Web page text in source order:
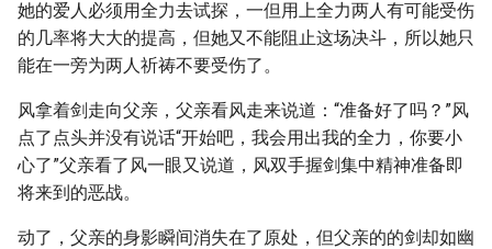
她的爱人必须用全力去试探，一但用上全力两人有可能受伤
的几率将大大的提高，但她又不能阻止这场决斗，所以她只
能在一旁为两人祈祷不要受伤了。
风拿着剑走向父亲，父亲看风走来说道：“准备好了吗？”风
点了点头并没有说话“开始吧，我会用出我的全力，你要小
心了”父亲看了风一眼又说道，风双手握剑集中精神准备即
将来到的恶战。
动了，父亲的身影瞬间消失在了原处，但父亲的的剑却如幽